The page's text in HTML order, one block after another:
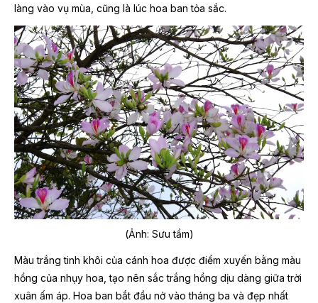
làng vào vụ mùa, cũng là lúc hoa ban tỏa sắc.
(Ảnh: Sưu tầm)
Màu trắng tinh khôi của cánh hoa được điểm xuyến bằng màu
hồng của nhụy hoa, tạo nên sắc trắng hồng dịu dàng giữa trời
xuân ấm áp. Hoa ban bắt đầu nở vào tháng ba và đẹp nhất